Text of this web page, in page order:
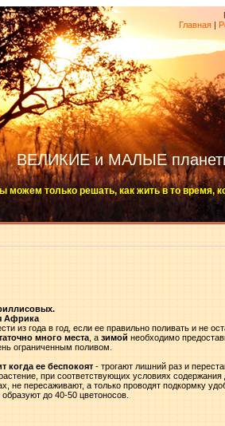
Главная |
ВЕЛИКИЕ и МАЛЫЕ
только решать, как жить в то время,
Африка
из года в год, если ее правильно поливать и не
много места , а зимой необходимо
ограниченным поливом.
когда ее беспокоят - трогают лишний раз и
при соответствующих условиях содержания
не пересаживают, а только проводят подкормку
до 40-50 цветоносов.